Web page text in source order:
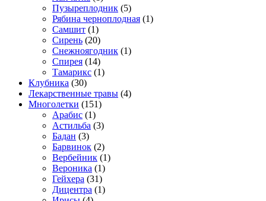
Пузыреплодник (5)
Рябина черноплодная (1)
Самшит (1)
Сирень (20)
Снежноягодник (1)
Спирея (14)
Тамарикс (1)
Клубника (30)
Лекарственные травы (4)
Многолетки (151)
Арабис (1)
Астильба (3)
Бадан (3)
Барвинок (2)
Вербейник (1)
Вероника (1)
Гейхера (31)
Дицентра (1)